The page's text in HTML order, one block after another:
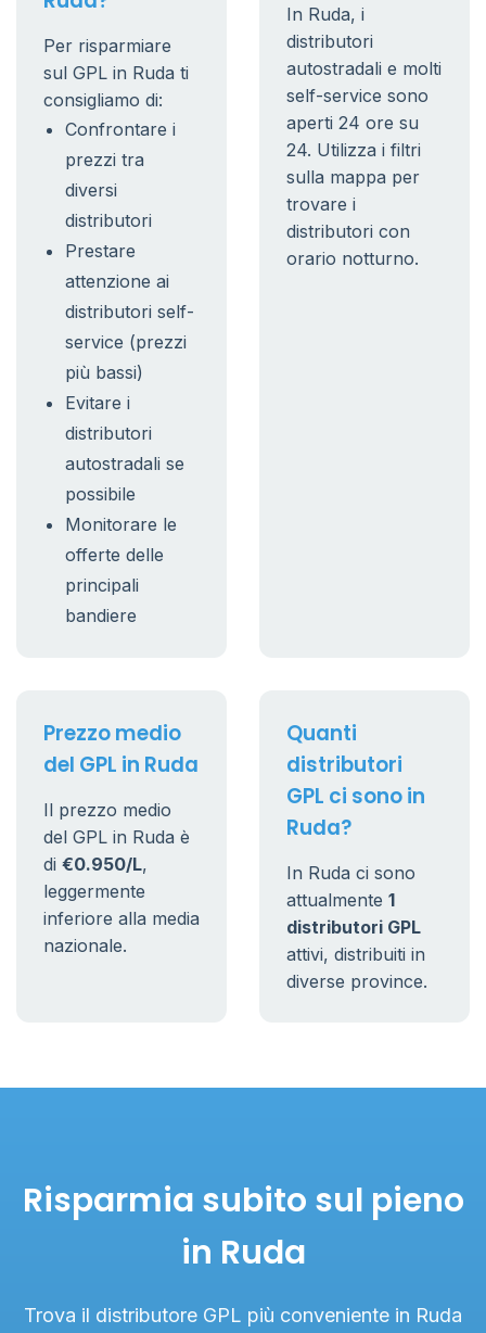
Per risparmiare
sul GPL in Ruda ti
consigliamo di:
Confrontare i
prezzi tra
diversi
distributori
Prestare
attenzione ai
distributori self-
service (prezzi
più bassi)
Evitare i
distributori
autostradali se
possibile
Monitorare le
offerte delle
principali
bandiere
In Ruda, i
distributori
autostradali e molti
self-service sono
aperti 24 ore su
24. Utilizza i filtri
sulla mappa per
trovare i
distributori con
orario notturno.
Prezzo medio
del GPL in Ruda
Il prezzo medio
del GPL in Ruda è
di €0.950/L,
leggermente
inferiore alla media
nazionale.
Quanti
distributori
GPL ci sono in
Ruda?
In Ruda ci sono
attualmente 1
distributori GPL
attivi, distribuiti in
diverse province.
Risparmia subito sul pieno
in Ruda
Trova il distributore GPL più conveniente in Ruda